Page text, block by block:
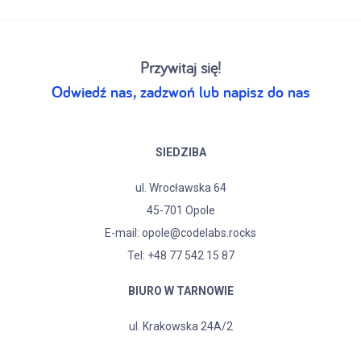
Przywitaj się!
Odwiedź nas, zadzwoń lub napisz do nas
SIEDZIBA
ul. Wrocławska 64
45-701 Opole
E-mail: opole@codelabs.rocks
Tel: +48 77 542 15 87
BIURO W TARNOWIE
ul. Krakowska 24A/2